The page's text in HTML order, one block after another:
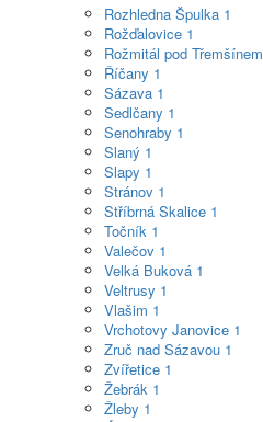
Rozhledna Špulka 1
Rožďalovice 1
Rožmitál pod Třemšínem
Říčany 1
Sázava 1
Sedlčany 1
Senohraby 1
Slaný 1
Slapy 1
Stránov 1
Stříbrná Skalice 1
Točník 1
Valečov 1
Velká Buková 1
Veltrusy 1
Vlašim 1
Vrchotovy Janovice 1
Zruč nad Sázavou 1
Zvířetice 1
Žebrák 1
Žleby 1